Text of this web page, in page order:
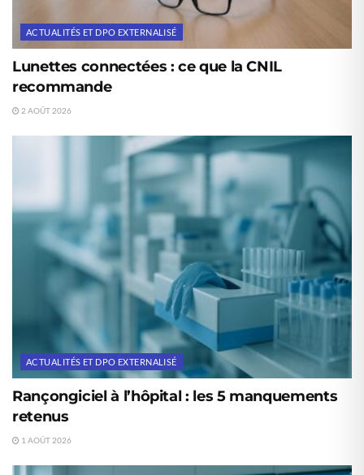
ACTUALITÉS ET DPO EXTERNALISÉ
Lunettes connectées : ce que la CNIL
recommande
2 AOÛT 2026
ACTUALITÉS ET DPO EXTERNALISÉ
Rançongiciel à l’hôpital : les 5 manquements
retenus
1 AOÛT 2026